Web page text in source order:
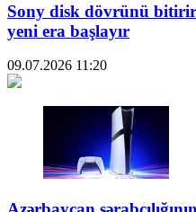
Sony disk dövrünü
yeni era başlayır
09.07.2026 11:20